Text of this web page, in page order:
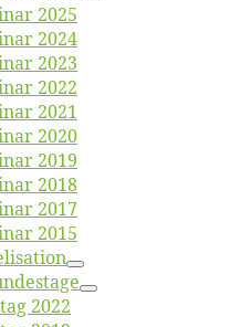
2025
2024
2023
2022
2021
2020
2019
2018
2017
2015
2022